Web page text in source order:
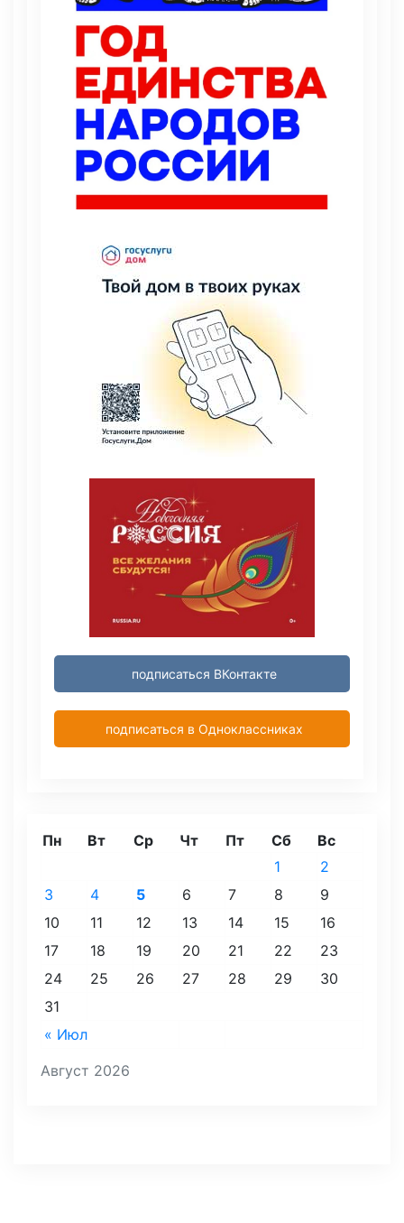
подписаться ВКонтакте
подписаться в Одноклассниках
Август 2026
Пн Вт Ср Чт Пт Сб Вс
« Июл
1
2
3
4 5 6 7 8
9
10
11 12 13 14 15
16
17
18 19 20 21 22
23
24
25 26 27 28 29
30
31